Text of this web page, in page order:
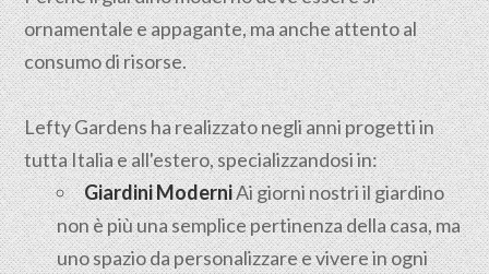
ornamentale e appagante, ma anche attento al
consumo di risorse.
Lefty Gardens ha realizzato negli anni progetti in
tutta Italia e all'estero, specializzandosi in:
Giardini ModerniAi giorni nostri il giardino
non è più una semplice pertinenza della casa, ma
uno spazio da personalizzare e vivere in ogni